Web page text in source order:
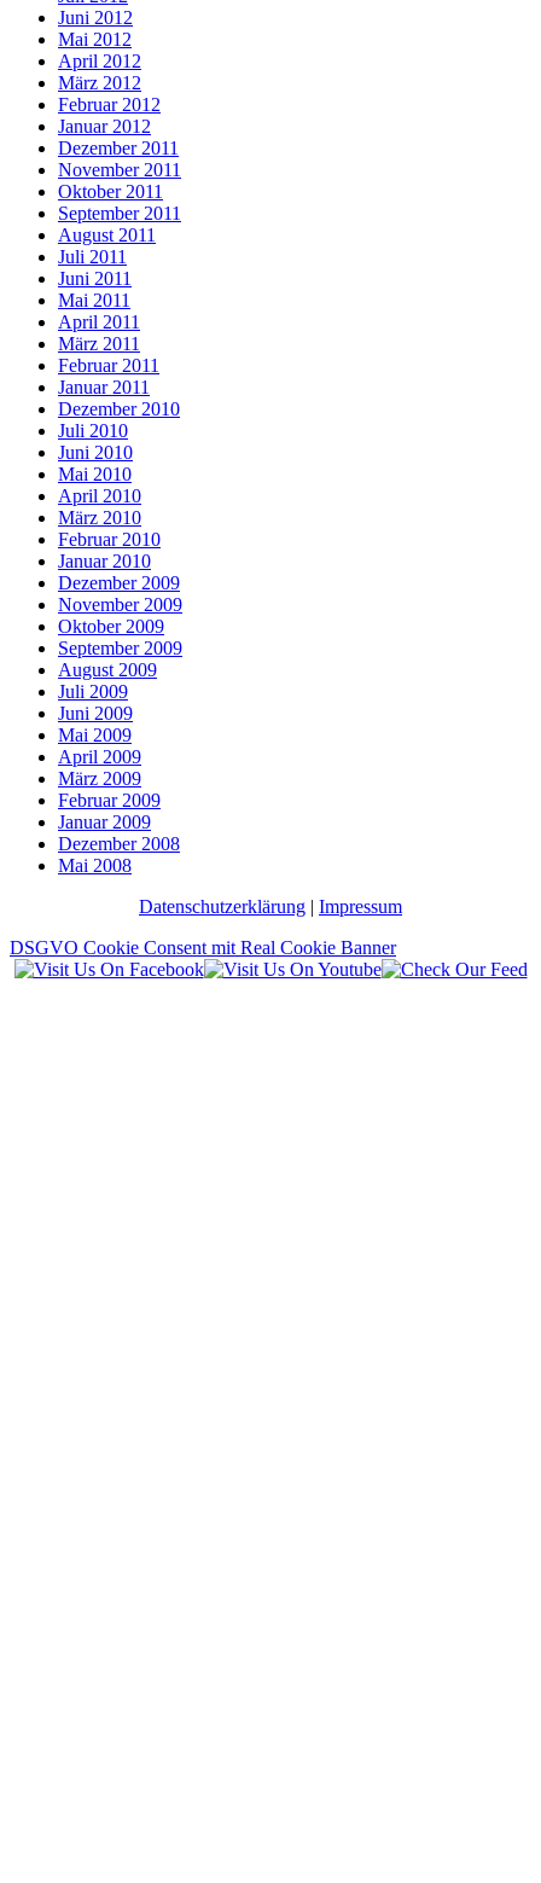
Juni 2012
Mai 2012
April 2012
März 2012
Februar 2012
Januar 2012
Dezember 2011
November 2011
Oktober 2011
September 2011
August 2011
Juli 2011
Juni 2011
Mai 2011
April 2011
März 2011
Februar 2011
Januar 2011
Dezember 2010
Juli 2010
Juni 2010
Mai 2010
April 2010
März 2010
Februar 2010
Januar 2010
Dezember 2009
November 2009
Oktober 2009
September 2009
August 2009
Juli 2009
Juni 2009
Mai 2009
April 2009
März 2009
Februar 2009
Januar 2009
Dezember 2008
Mai 2008
Datenschutzerklärung | Impressum
DSGVO Cookie Consent mit Real Cookie Banner